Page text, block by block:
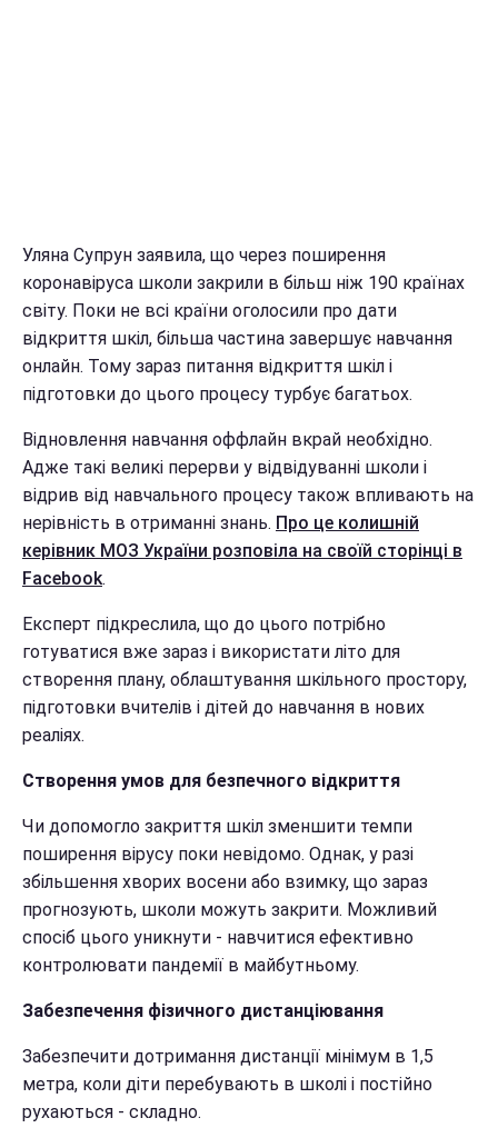
Уляна Супрун заявила, що через поширення
коронавіруса школи закрили в більш ніж 190 країнах
світу. Поки не всі країни оголосили про дати
відкриття шкіл, більша частина завершує навчання
онлайн. Тому зараз питання відкриття шкіл і
підготовки до цього процесу турбує багатьох.
Відновлення навчання оффлайн вкрай необхідно.
Адже такі великі перерви у відвідуванні школи і
відрив від навчального процесу також впливають на
нерівність в отриманні знань. Про це колишній
керівник МОЗ України розповіла на своїй сторінці в
Facebook.
Експерт підкреслила, що до цього потрібно
готуватися вже зараз і використати літо для
створення плану, облаштування шкільного простору,
підготовки вчителів і дітей до навчання в нових
реаліях.
Створення умов для безпечного відкриття
Чи допомогло закриття шкіл зменшити темпи
поширення вірусу поки невідомо. Однак, у разі
збільшення хворих восени або взимку, що зараз
прогнозують, школи можуть закрити. Можливий
спосіб цього уникнути - навчитися ефективно
контролювати пандемії в майбутньому.
Забезпечення фізичного дистанціювання
Забезпечити дотримання дистанції мінімум в 1,5
метра, коли діти перебувають в школі і постійно
рухаються - складно.